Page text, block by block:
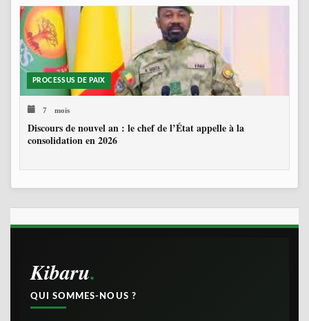
PROCESSUS DE PAIX
7 mois
Discours de nouvel an : le chef de l’État appelle à la
consolidation en 2026
Kibaru
QUI SOMMES-NOUS ?